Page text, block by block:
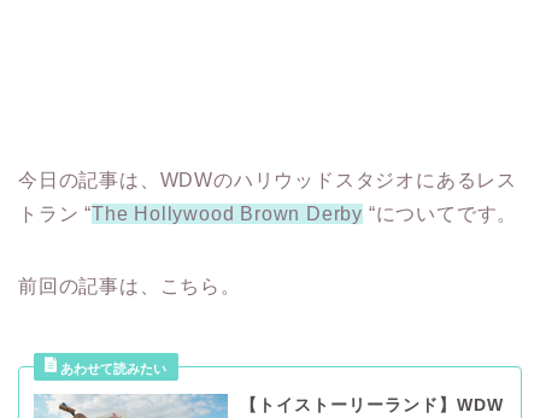
今日の記事は、WDWのハリウッドスタジオにあるレス
トラン “The Hollywood Brown Derby “についてです。
前回の記事は、こちら。
【トイストーリーランド】WDW